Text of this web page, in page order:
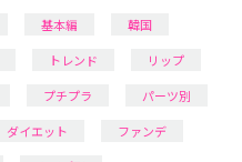
基本編
韓国
トレンド
リップ
プチプラ
パーツ別
ダイエット
ファンデ